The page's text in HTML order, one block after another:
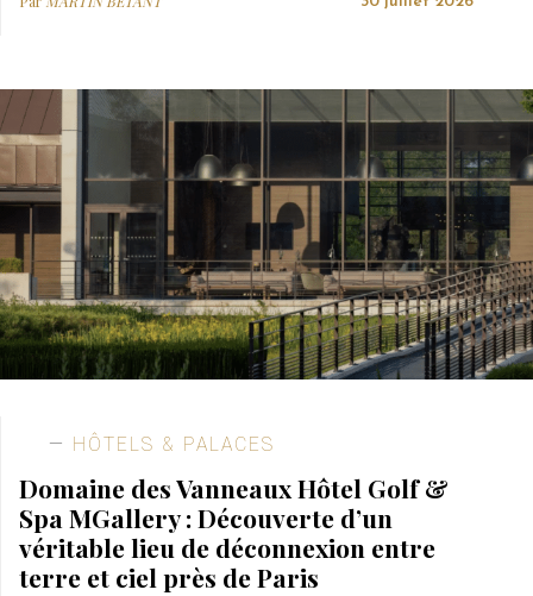
HÔTELS & PALACES
Domaine des Vanneaux Hôtel Golf &
Spa MGallery : Découverte d’un
véritable lieu de déconnexion entre
terre et ciel près de Paris